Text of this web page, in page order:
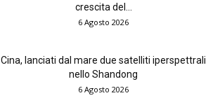
crescita del...
6 Agosto 2026
Cina, lanciati dal mare due satelliti iperspettrali
nello Shandong
6 Agosto 2026